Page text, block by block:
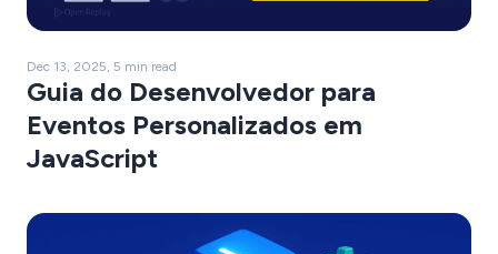
Dec 13, 2025, 5 min read
Guia do Desenvolvedor para
Eventos Personalizados em
JavaScript